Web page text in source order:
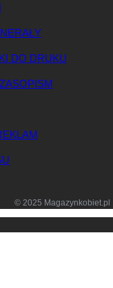
DO DRUKU
© 2025 Magazynkobiet.pl